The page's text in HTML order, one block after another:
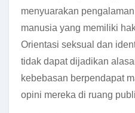
menyuarakan
manusia yang memiliki
Orientasi seksual dan
tidak dapat dijadikan
kebebasan berpendapat
opini mereka di ruang